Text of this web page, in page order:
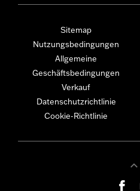
Sitemap
Nutzungsbedingungen
Allgemeine
Geschäftsbedingungen
Verkauf
Datenschutzrichtlinie
Cookie-Richtlinie